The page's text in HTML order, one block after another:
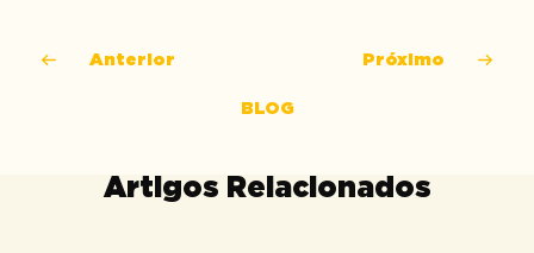
Anterior
BLOG
Próximo
Artigos Relacionados